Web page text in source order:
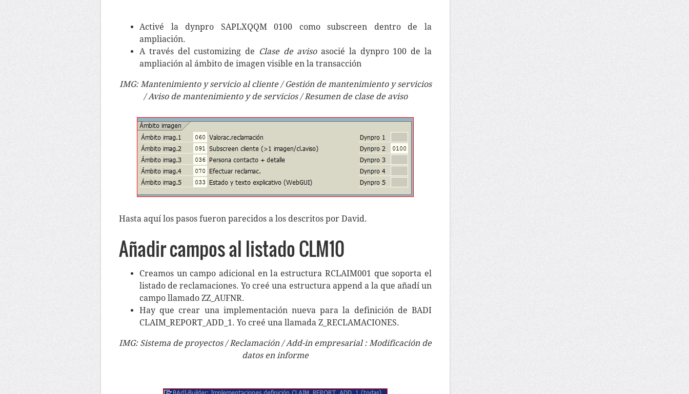
Activé la dynpro SAPLXQQM 0100 como subscreen dentro de la
ampliación.
A través del customizing de Clase de avisoasocié la dynpro 100 de la
ampliación al ámbito de imagen visible en la transacción
IMG: Mantenimiento y servicio al cliente / Gestión de mantenimiento y servicios
/ Aviso de mantenimiento y de servicios / Resumen de clase de aviso
Hasta aquí los pasos fueron parecidos a los descritos por David.
Añadir campos al listado CLM10
Creamos un campo adicional en la estructura RCLAIM001 que soporta el
listado de reclamaciones. Yo creé una estructura append a la que añadí un
campo llamado ZZ_AUFNR.
Hay que crear una implementación nueva para la definición de BADI
CLAIM_REPORT_ADD_1. Yo creé una llamada Z_RECLAMACIONES.
IMG: Sistema de proyectos / Reclamación / Add-in empresarial : Modificación de
datos en informe